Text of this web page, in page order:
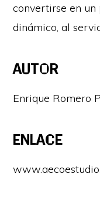
convertirse en un
dinámico, al
AUTOR
Enrique Romero
ENLACE